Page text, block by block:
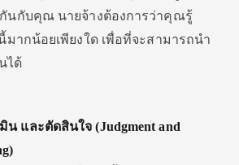
นกับคุณ นายจ้างต้องการว่าคุณรู้
มากน้อยเพียงใด เพื่อที่จะสามารถนำ
ได้
น และตัดสินใจ (Judgment and